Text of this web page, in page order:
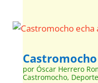
por Óscar Herrero
Castromocho,